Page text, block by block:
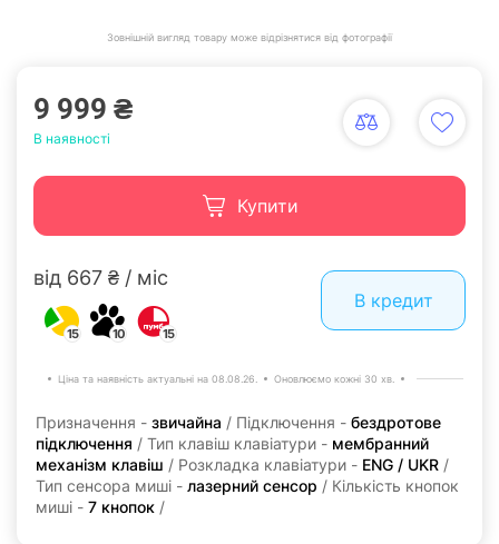
Зовнішній вигляд товару може відрізнятися від фотографії
9 999 ₴
В наявності
Купити
від 667 ₴ / міс
15 10 15
В кредит
Ціна та наявність актуальні на 08.08.26. Оновлюємо кожні 30 хв.
Призначення - звичайна / Підключення - бездротове
підключення / Тип клавіш клавіатури - мембранний
механізм клавіш / Розкладка клавіатури - ENG / UKR /
Тип сенсора миші - лазерний сенсор / Кількість кнопок
миші - 7 кнопок /